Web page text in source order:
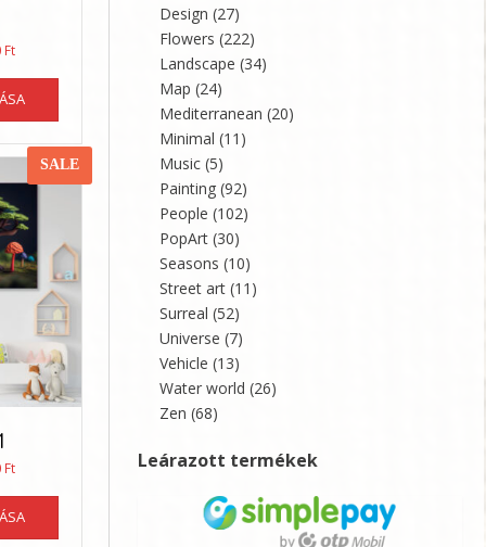
FtÁrtartomány:
35600 Ft
Ennek
terméknek
több
variációja
változatok
termékoldalon
választhatók
ki
SALE
FtÁrtartomány:
35600 Ft
Ennek
terméknek
Design (27)
Flowers (222)
Landscape (34)
Map (24)
Mediterranean (20)
Minimal (11)
Music (5)
Painting (92)
People (102)
PopArt (30)
Seasons (10)
Street art (11)
Surreal (52)
Universe (7)
Vehicle (13)
Water world (26)
Zen (68)
Leárazott termékek